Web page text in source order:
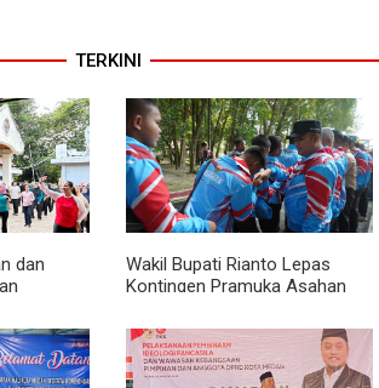
TERKINI
dan
Wakil Bupati Rianto Lepas
Kontingen Pramuka Asahan
Cibubur